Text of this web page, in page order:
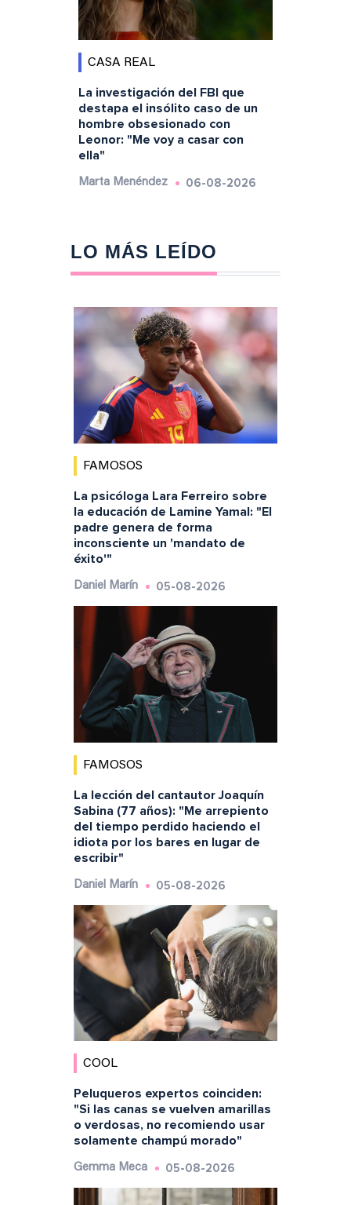
CASA REAL
La investigación del FBI que
destapa el insólito caso de un
hombre obsesionado con
Leonor: "Me voy a casar con
ella"
Marta Menéndez 06-08-2026
LO MÁS LEÍDO
FAMOSOS
La psicóloga Lara Ferreiro sobre
la educación de Lamine Yamal: "El
padre genera de forma
inconsciente un 'mandato de
éxito'"
Daniel Marín 05-08-2026
FAMOSOS
La lección del cantautor Joaquín
Sabina (77 años): "Me arrepiento
del tiempo perdido haciendo el
idiota por los bares en lugar de
escribir"
Daniel Marín 05-08-2026
COOL
Peluqueros expertos coinciden:
"Si las canas se vuelven amarillas
o verdosas, no recomiendo usar
solamente champú morado"
Gemma Meca 05-08-2026